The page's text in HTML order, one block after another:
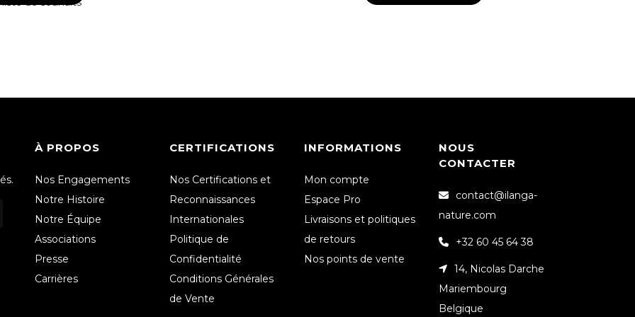
À PROPOS
Nos Engagements
Notre Histoire
Notre Équipe
Associations
Presse
Carrières
CERTIFICATIONS
Nos Certifications et
Reconnaissances
Internationales
Politique de
Confidentialité
Conditions Générales
de Vente
INFORMATIONS
Mon compte
Espace Pro
Livraisons et politiques
de retours
Nos points de vente
NOUS
CONTACTER
contact@ilanga-
nature.com
+32 60 45 64 38
14, Nicolas Darche
Mariembourg
Belgique